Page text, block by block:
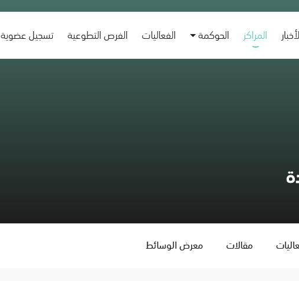
المراكز الحوكمة الفعاليات الفرص التطوعية تسجيل عضوية
مقالات معرض الوسائط